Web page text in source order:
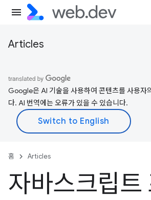
Articles
Google은 AI 기술을 사용하여 콘텐츠를 사용자
다. AI 번역에는 오류가 있을 수 있습니다.
홈 Articles
자바스크립트